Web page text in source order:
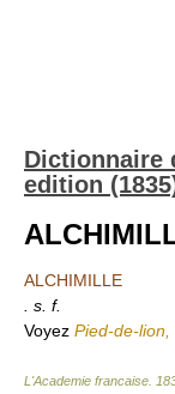
Dictionnaire
edition
ALCHIMILLE
. s. f.
Voyez Pied-de-lion,
L'Academie francaise